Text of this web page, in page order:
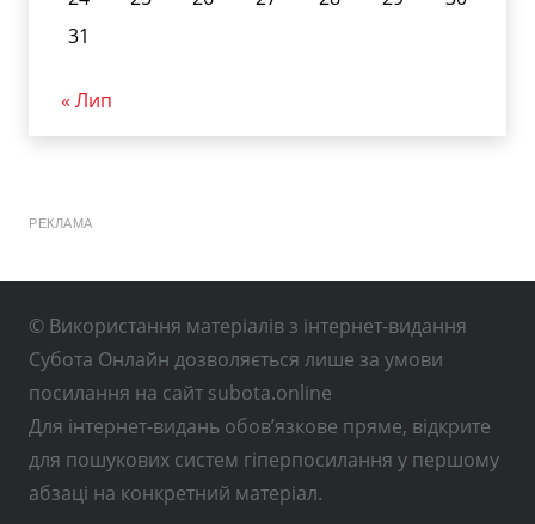
31
« Лип
РЕКЛАМА
© Використання матеріалів з інтернет-видання
Субота Онлайн дозволяється лише за умови
посилання на сайт subota.online
Для інтернет-видань обов’язкове пряме, відкрите
для пошукових систем гіперпосилання у першому
абзаці на конкретний матеріал.